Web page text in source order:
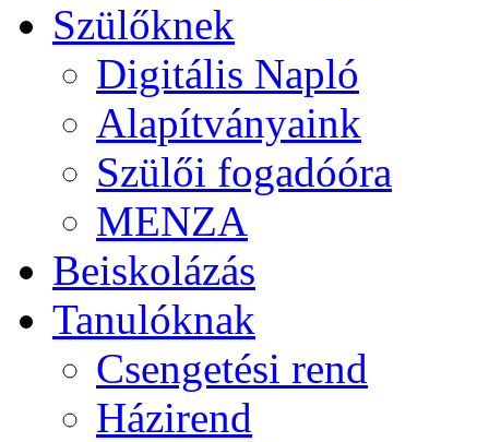
Szülőknek
Digitális Napló
Alapítványaink
Szülői fogadóóra
MENZA
Beiskolázás
Tanulóknak
Csengetési rend
Házirend